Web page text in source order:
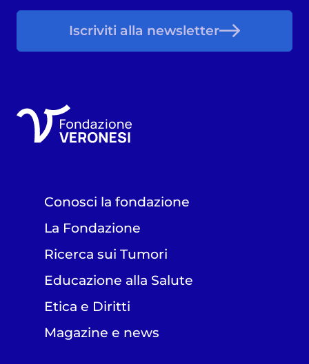
Iscriviti alla newsletter
Conosci la fondazione
La Fondazione
Ricerca sui Tumori
Educazione alla Salute
Etica e Diritti
Magazine e news